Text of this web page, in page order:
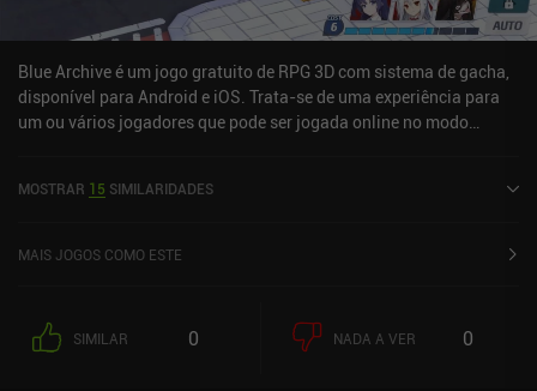
Blue Archive é um jogo gratuito de RPG 3D com sistema de gacha,
disponível para Android e iOS. Trata-se de uma experiência para
um ou vários jogadores que pode ser jogada online no modo
de 2021 e tem uma avaliação atual de 4,2 de 5,0 no Google Play e 4
MOSTRAR 15 SIMILARIDADES
MAIS JOGOS COMO ESTE
SIMILAR 0 NADA A VER 0